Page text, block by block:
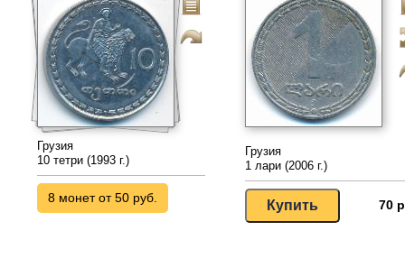
Грузия
10 тетри (1993 г.)
8 монет от 50 руб.
Грузия
1 лари (2006 г.)
70